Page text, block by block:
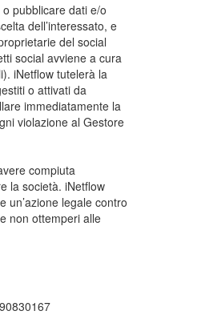
pubblicare dati e/o
dell’interessato, e
del social
social avviene a cura
iNetflow tutelerà la
o attivati da
immediatamente la
violazione al Gestore
compiuta
la società. iNetflow
un’azione legale contro
non ottemperi alle